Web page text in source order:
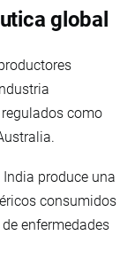
global
como
produce una
consumidos
enfermedades